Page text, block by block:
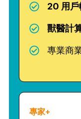
20 用戶
獸醫計
專業商
專家+